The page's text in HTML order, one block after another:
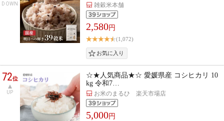
DOWN 雑穀米本舗
2,580円
(1,072)
72位
UP
☆★人気商品★☆ 愛媛県産 コシヒカリ 10
kg 令和7…
お米のまるひ 楽天市場店
5,000円